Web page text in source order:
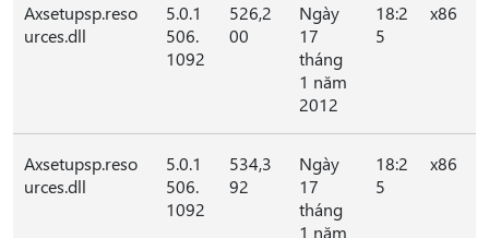
Axsetupsp.reso
urces.dll
5.0.1
506.
1092
526,2
00
Ngày
17
tháng
1 năm
2012
18:2
5
x86
Axsetupsp.reso
urces.dll
5.0.1
506.
1092
534,3
92
Ngày
17
tháng
1 năm
18:2
5
x86